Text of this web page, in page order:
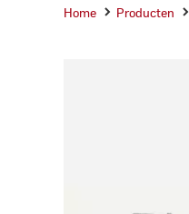
Home Producten